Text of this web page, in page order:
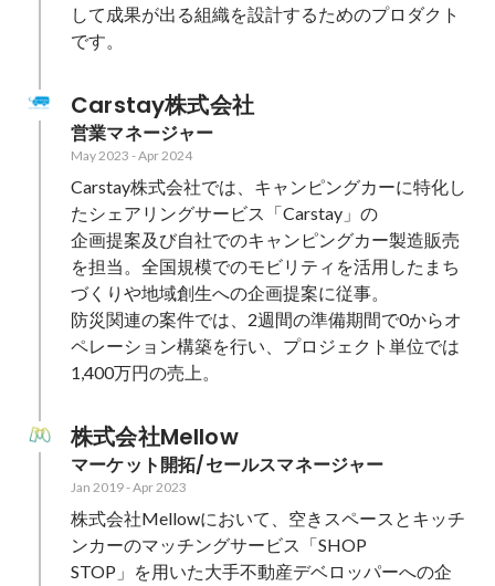
して成果が出る組織を設計するためのプロダクト
です。
Carstay株式会社
営業マネージャー
May 2023 -Apr 2024
Carstay株式会社では、キャンピングカーに特化し
たシェアリングサービス「Carstay」の
企画提案及び自社でのキャンピングカー製造販売
を担当。全国規模でのモビリティを活用したまち
づくりや地域創生への企画提案に従事。
防災関連の案件では、2週間の準備期間で0からオ
ペレーション構築を行い、プロジェクト単位では
1,400万円の売上。
株式会社Mellow
マーケット開拓/セールスマネージャー
Jan 2019-Apr 2023
株式会社Mellowにおいて、空きスペースとキッチ
ンカーのマッチングサービス「SHOP
STOP」を用いた大手不動産デベロッパーへの企